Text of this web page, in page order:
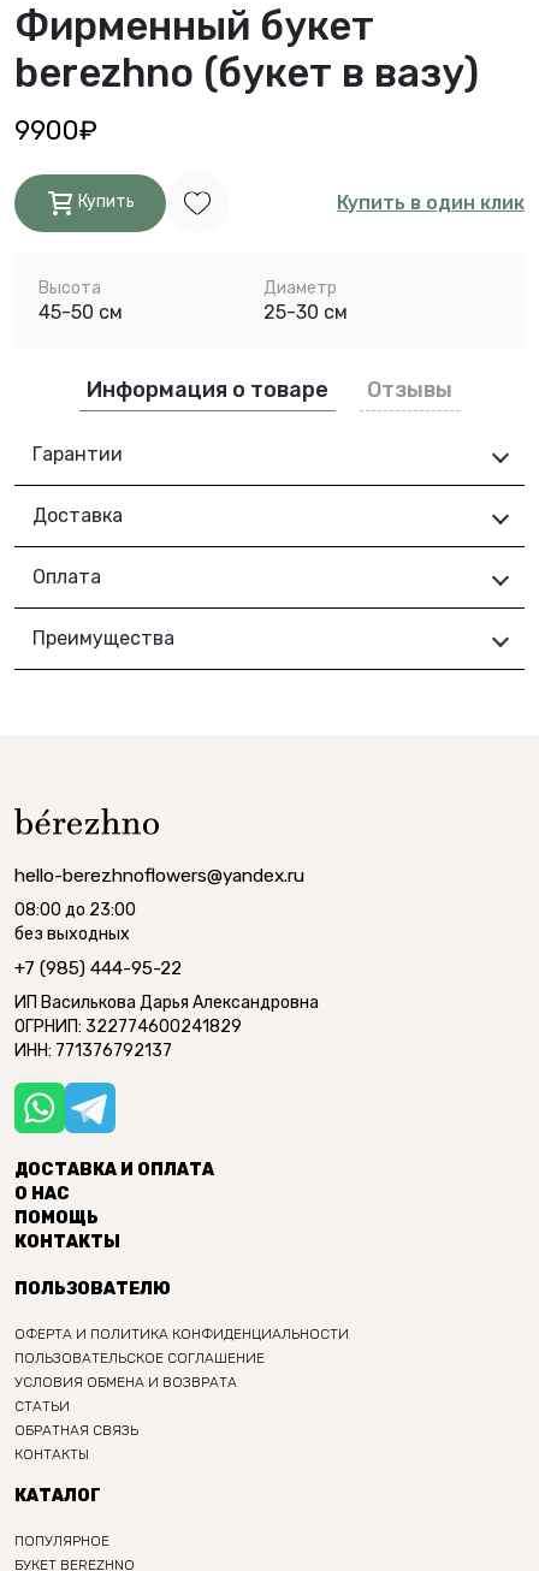
Фирменный букет
berezhno (букет в вазу)
9900₽
Купить Купить в один клик
Высота
45-50 см
Диаметр
25-30 см
Информация о товаре Отзывы
Гарантии
Доставка
Оплата
Преимущества
hello-berezhnoflowers@yandex.ru
08:00 до 23:00
без выходных
+7 (985) 444-95-22
ИП Василькова Дарья Александровна
ОГРНИП: 322774600241829
ИНН: 771376792137
ДОСТАВКА И ОПЛАТА
О НАС
ПОМОЩЬ
КОНТАКТЫ
ПОЛЬЗОВАТЕЛЮ
ОФЕРТА И ПОЛИТИКА КОНФИДЕНЦИАЛЬНОСТИ
ПОЛЬЗОВАТЕЛЬСКОЕ СОГЛАШЕНИЕ
УСЛОВИЯ ОБМЕНА И ВОЗВРАТА
СТАТЬИ
ОБРАТНАЯ СВЯЗЬ
КОНТАКТЫ
КАТАЛОГ
ПОПУЛЯРНОЕ
БУКЕТ BEREZHNO